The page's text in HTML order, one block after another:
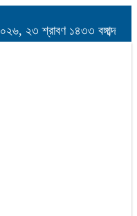
২৩ শ্রাবণ ১৪৩৩ বঙ্গাব্দ